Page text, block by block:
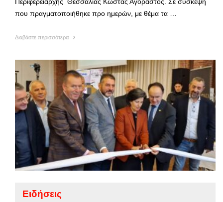
που πραγματοποιήθηκε προ ημερών, με θέμα τα …
Διαβάστε περισσότερα
Ειδήσεις